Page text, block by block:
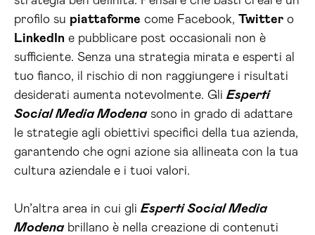
profilo su piattaforme come Facebook, Twitter o
LinkedIn e pubblicare post occasionali non è
sufficiente. Senza una strategia mirata e esperti al
tuo fianco, il rischio di non raggiungere i risultati
desiderati aumenta notevolmente. Gli Esperti
Social Media Modenasono in grado di adattare
le strategie agli obiettivi specifici della tua azienda,
garantendo che ogni azione sia allineata con la tua
cultura aziendale e i tuoi valori.
Un’altra area in cui gli Esperti Social Media
Modenabrillano è nella creazione di contenuti